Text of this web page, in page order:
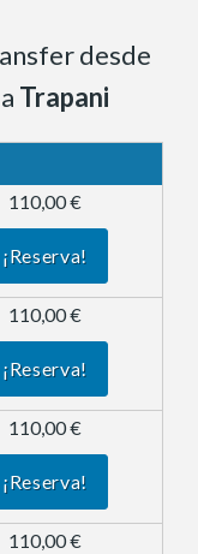
desde
a Trapani
110,00 €
¡Reserva!
110,00 €
¡Reserva!
110,00 €
¡Reserva!
110,00 €